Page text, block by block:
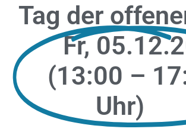
Tag der
Fr,
(13:00 –
Uhr)